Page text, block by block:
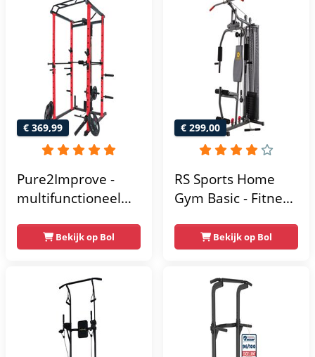
krachtstation voor
thuis - Compact en
multifunctioneel -
Incl. gratis fitness
€ 369,99
Pure2Improve -
multifunctioneel
krachtstation -
home gym -
215x111x142
Bekijk op Bol
€ 299,00
RS Sports Home
Gym Basic - Fitness
Bekijk op Bol